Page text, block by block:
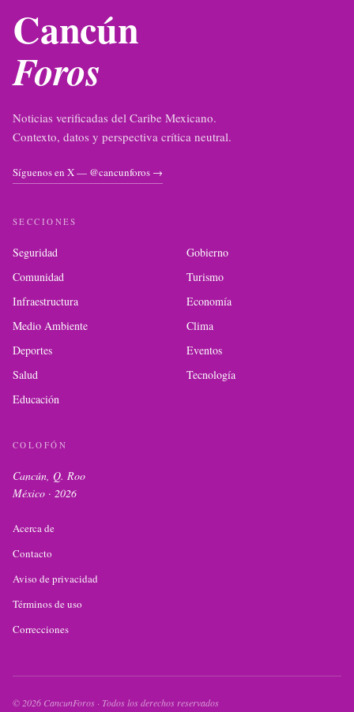
Cancún
Foros
Noticias verificadas del Caribe Mexicano.
Contexto, datos y perspectiva crítica neutral.
Síguenos en X — @cancunforos →
SECCIONES
Seguridad
Gobierno
Comunidad
Turismo
Infraestructura
Economía
Medio Ambiente
Clima
Deportes
Eventos
Salud
Tecnología
Educación
COLOFÓN
Cancún, Q. Roo
México · 2026
Acerca de
Contacto
Aviso de privacidad
Términos de uso
Correcciones
© 2026 CancunForos · Todos los derechos reservados